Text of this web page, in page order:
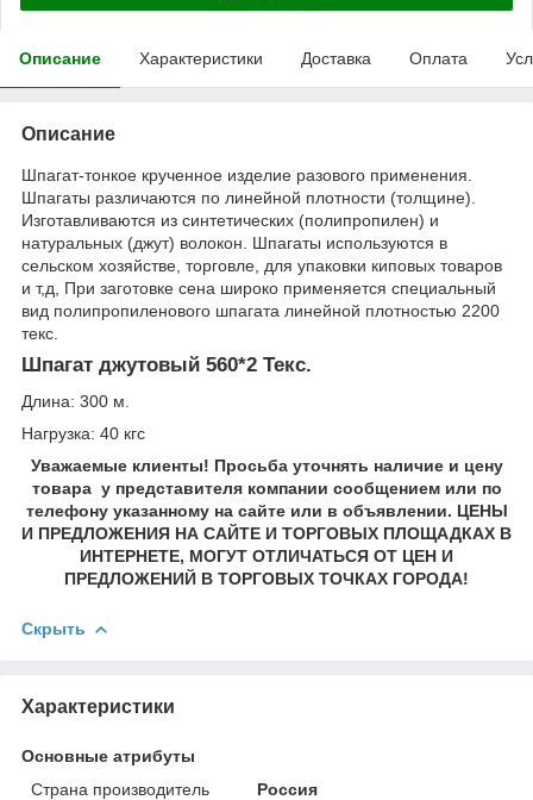
Описание Характеристики Доставка Оплата
Описание
Шпагат-тонкое крученное изделие разового применения.
Шпагаты различаются по линейной плотности (толщине).
Изготавливаются из синтетических (полипропилен) и
натуральных (джут) волокон. Шпагаты используются в
сельском хозяйстве, торговле, для упаковки киповых товаров
и т,д, При заготовке сена широко применяется специальный
вид полипропиленового шпагата линейной плотностью 2200
текс.
Шпагат джутовый 560*2 Текс.
Длина: 300 м.
Нагрузка: 40 кгс
Уважаемые клиенты! Просьба уточнять наличие и цену
товара у представителя компании сообщением или по
телефону указанному на сайте или в объявлении. ЦЕНЫ
И ПРЕДЛОЖЕНИЯ НА САЙТЕ И ТОРГОВЫХ ПЛОЩАДКАХ В
ИНТЕРНЕТЕ, МОГУТ ОТЛИЧАТЬСЯ ОТ ЦЕН И
ПРЕДЛОЖЕНИЙ В ТОРГОВЫХ ТОЧКАХ ГОРОДА!
Скрыть
Характеристики
Основные атрибуты
Страна производитель
Россия